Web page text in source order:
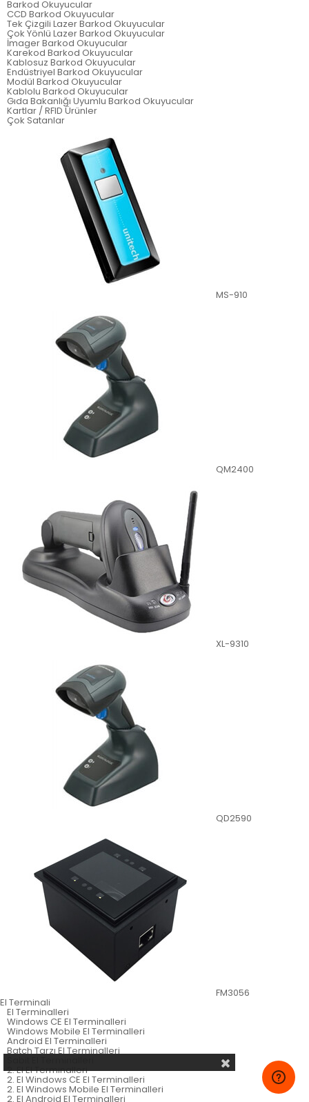
Barkod Okuyucular
CCD Barkod Okuyucular
Tek Çizgili Lazer Barkod Okuyucular
Çok Yönlü Lazer Barkod Okuyucular
İmager Barkod Okuyucular
Karekod Barkod Okuyucular
Kablosuz Barkod Okuyucular
Endüstriyel Barkod Okuyucular
Modül Barkod Okuyucular
Kablolu Barkod Okuyucular
Gıda Bakanlığı Uyumlu Barkod Okuyucular
Kartlar / RFID Ürünler
Çok Satanlar
MS-910
QM2400
XL-9310
QD2590
FM3056
El Terminali
El Terminalleri
Windows CE El Terminalleri
Windows Mobile El Terminalleri
Android El Terminalleri
Batch Tarzı El Terminalleri
2. El El Terminalleri
2. El Windows CE El Terminalleri
2. El Windows Mobile El Terminalleri
2. El Android El Terminalleri